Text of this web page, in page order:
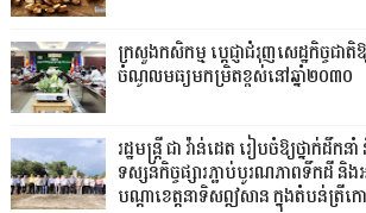
ក្រសួងកសិកម្ម ប្តេជ្ញាជំរុញសេដ្ឋកិច្ចជា
ចំណូលមធ្យមកម្រិតខ្ពស់​នៅឆ្នាំ២០៣០
រដ្ឋមន្ត្រី ជា វ៉ាន់ដេត រៀបចំឱ្យថ្នាក់ដឹកន
ទស្សនកិច្ចផ្សារភ្ជាប់បូរណភាពទឹកដី និ
បណ្តាខេត្តនាទិសឦសាន ក្នុងតំបន់ត្រី